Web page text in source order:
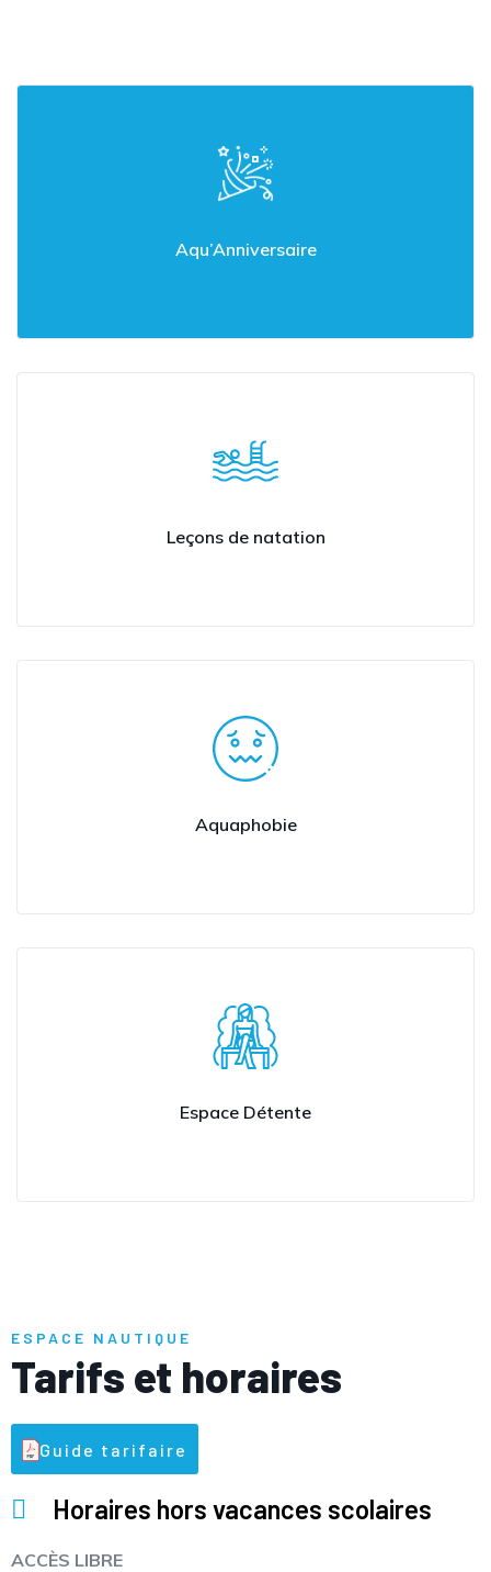
Aqu’Anniversaire
Leçons de natation
Aquaphobie
Espace Détente
ESPACE NAUTIQUE
Tarifs et horaires
Guide tarifaire
Horaires hors vacances scolaires
ACCÈS LIBRE